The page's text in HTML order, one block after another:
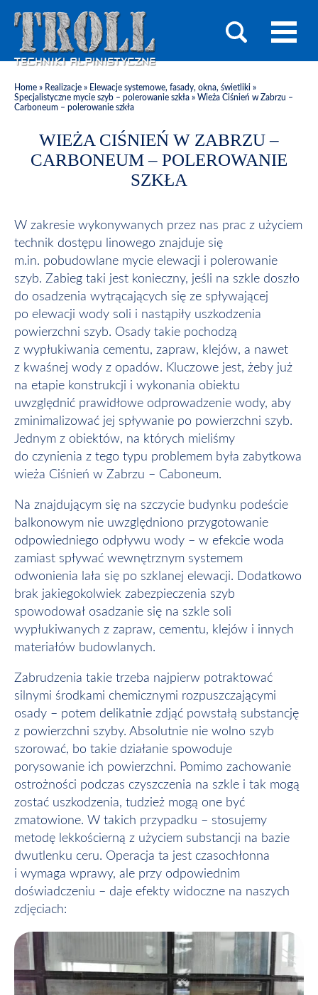
Home » Realizacje » Elewacje systemowe, fasady, okna, świetliki »
Specjalistyczne mycie szyb – polerowanie szkła » Wieża Ciśnień w Zabrzu –
Carboneum – polerowanie szkła
WIEŻA CIŚNIEŃ W ZABRZU –
CARBONEUM – POLEROWANIE
SZKŁA
W zakresie wykonywanych przez nas prac z użyciem
technik dostępu linowego znajduje się
m.in. pobudowlane mycie elewacji i polerowanie
szyb. Zabieg taki jest konieczny, jeśli na szkle doszło
do osadzenia wytrącających się ze spływającej
po elewacji wody soli i nastąpiły uszkodzenia
powierzchni szyb. Osady takie pochodzą
z wypłukiwania cementu, zapraw, klejów, a nawet
z kwaśnej wody z opadów. Kluczowe jest, żeby już
na etapie konstrukcji i wykonania obiektu
uwzględnić prawidłowe odprowadzenie wody, aby
zminimalizować jej spływanie po powierzchni szyb.
Jednym z obiektów, na których mieliśmy
do czynienia z tego typu problemem była zabytkowa
wieża Ciśnień w Zabrzu – Caboneum.
Na znajdującym się na szczycie budynku podeście
balkonowym nie uwzględniono przygotowanie
odpowiedniego odpływu wody – w efekcie woda
zamiast spływać wewnętrznym systemem
odwonienia lała się po szklanej elewacji. Dodatkowo
brak jakiegokolwiek zabezpieczenia szyb
spowodował osadzanie się na szkle soli
wypłukiwanych z zapraw, cementu, klejów i innych
materiałów budowlanych.
Zabrudzenia takie trzeba najpierw potraktować
silnymi środkami chemicznymi rozpuszczającymi
osady – potem delikatnie zdjąć powstałą substancję
z powierzchni szyby. Absolutnie nie wolno szyb
szorować, bo takie działanie spowoduje
porysowanie ich powierzchni. Pomimo zachowanie
ostrożności podczas czyszczenia na szkle i tak mogą
zostać uszkodzenia, tudzież mogą one być
zmatowione. W takich przypadku – stosujemy
metodę lekkościerną z użyciem substancji na bazie
dwutlenku ceru. Operacja ta jest czasochłonna
i wymaga wprawy, ale przy odpowiednim
doświadczeniu – daje efekty widoczne na naszych
zdjęciach: